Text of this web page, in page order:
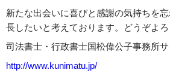
新たな出会いに喜びと感謝の気持ちを
長したいと考えております。どうぞよろ
司法書士・行政書士国松偉公子事務所
http://www.kunimatu.jp/